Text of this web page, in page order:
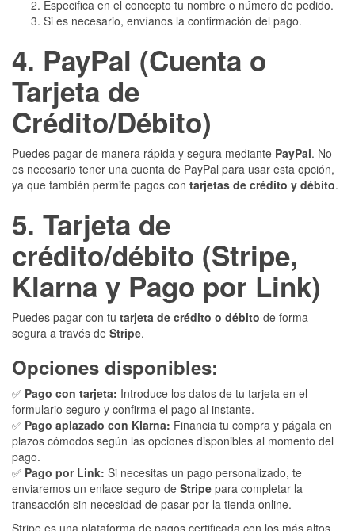
Especifica en el concepto tu nombre o número de pedido.
Si es necesario, envíanos la confirmación del pago.
4. PayPal (Cuenta o
Tarjeta de
Crédito/Débito)
Puedes pagar de manera rápida y segura mediante PayPal. No
es necesario tener una cuenta de PayPal para usar esta opción,
ya que también permite pagos con tarjetas de crédito y débito.
5. Tarjeta de
crédito/débito (Stripe,
Klarna y Pago por Link)
Puedes pagar con tu tarjeta de crédito o débito de forma
segura a través de Stripe.
Opciones disponibles:
✅ Pago con tarjeta: Introduce los datos de tu tarjeta en el
formulario seguro y confirma el pago al instante.
✅ Pago aplazado con Klarna: Financia tu compra y págala en
plazos cómodos según las opciones disponibles al momento del
pago.
✅ Pago por Link: Si necesitas un pago personalizado, te
enviaremos un enlace seguro de Stripe para completar la
transacción sin necesidad de pasar por la tienda online.
Stripe es una plataforma de pagos certificada con los más altos